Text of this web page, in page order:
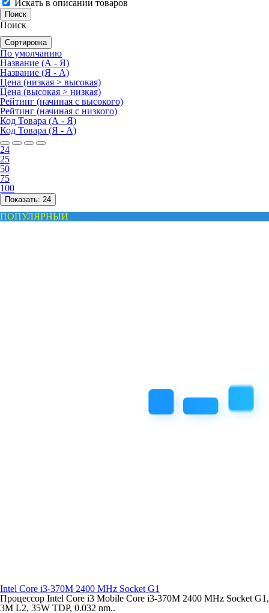
Искать в описании товаров
Поиск
Сортировка
По умолчанию
Название (А - Я)
Название (Я - А)
Цена (низкая > высокая)
Цена (высокая > низкая)
Рейтинг (начиная с высокого)
Рейтинг (начиная с низкого)
Код Товара (А - Я)
Код Товара (Я - А)
24
25
50
75
100
Показать: 24
ПОПУЛЯРНЫЙ
Intel Core i3-370M 2400 MHz Socket G1
Процессор Intel Core i3 Mobile Core i3-370M 2400 MHz Socket G1,
3M L2, 35W TDP, 0.032 nm..